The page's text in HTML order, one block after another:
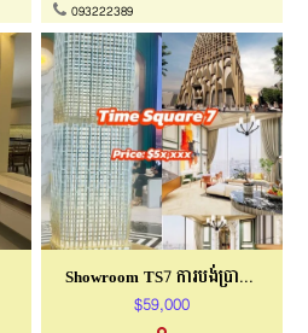
093222389
Showroom TS7 ការបង់ប្រាក់ល្អ
$59,000